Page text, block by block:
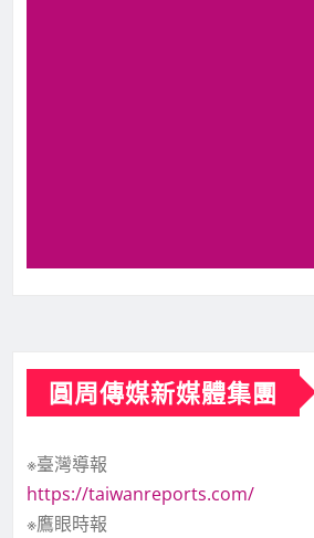
圓周傳媒新媒體集團
※臺灣導報
https://taiwanreports.com/
※鷹眼時報